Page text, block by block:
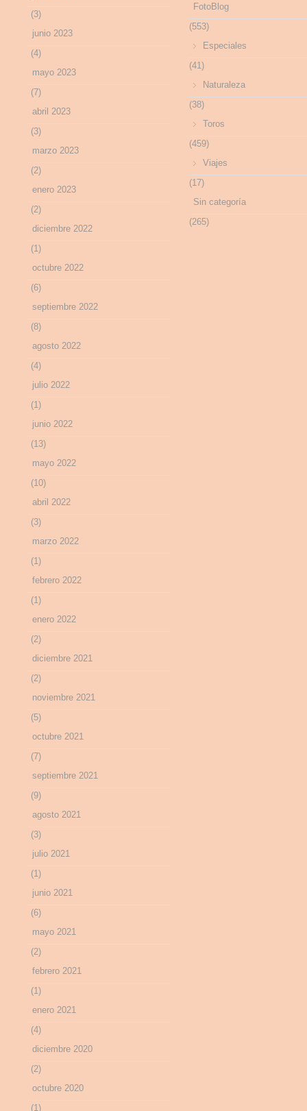
(3)
junio 2023
(4)
mayo 2023
(7)
abril 2023
(3)
marzo 2023
(2)
enero 2023
(2)
diciembre 2022
(1)
octubre 2022
(6)
septiembre 2022
(8)
agosto 2022
(4)
julio 2022
(1)
junio 2022
(13)
mayo 2022
(10)
abril 2022
(3)
marzo 2022
(1)
febrero 2022
(1)
enero 2022
(2)
diciembre 2021
(2)
noviembre 2021
(5)
octubre 2021
(7)
septiembre 2021
(9)
agosto 2021
(3)
julio 2021
(1)
junio 2021
(6)
mayo 2021
(2)
febrero 2021
(1)
enero 2021
(4)
diciembre 2020
(2)
octubre 2020
(1)
FotoBlog
(553)
Especiales
(41)
Naturaleza
(38)
Toros
(459)
Viajes
(17)
Sin categoría
(265)